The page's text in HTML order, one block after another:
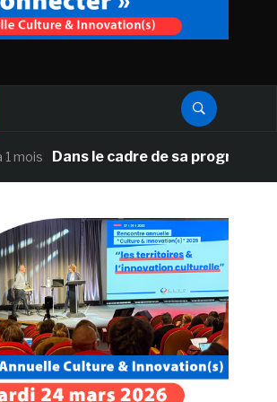
Dans le cadre de sa programmation